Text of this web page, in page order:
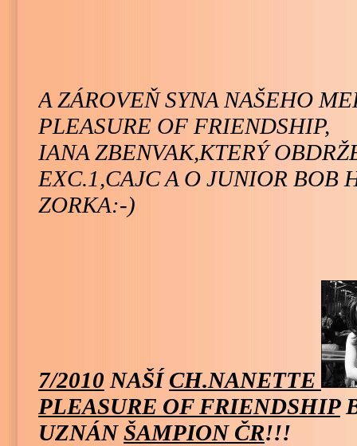
A ZÁROVEŇ SYNA NAŠEHO
PLEASURE OF FRIENDSHIP,
IANA ZBENVAK,KTERÝ
EXC.1,CAJC A O JUNIOR BOB
ZORKA:-)
7/2010 NAŠÍ CH.NANETTE
PLEASURE OF FRIENDSHIP
UZNÁNŠAMPION ČR!!!